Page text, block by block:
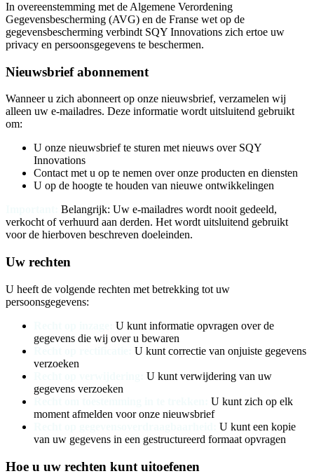
In overeenstemming met de Algemene Verordening
Gegevensbescherming (AVG) en de Franse wet op de
gegevensbescherming verbindt SQY Innovations zich ertoe uw
privacy en persoonsgegevens te beschermen.
Nieuwsbrief abonnement
Wanneer u zich abonneert op onze nieuwsbrief, verzamelen wij
alleen uw e-mailadres. Deze informatie wordt uitsluitend gebruikt
om:
U onze nieuwsbrief te sturen met nieuws over SQY
Innovations
Contact met u op te nemen over onze producten en diensten
U op de hoogte te houden van nieuwe ontwikkelingen
Belangrijk: Uw e-mailadres wordt nooit gedeeld,
verkocht of verhuurd aan derden. Het wordt uitsluitend gebruikt
voor de hierboven beschreven doeleinden.
Uw rechten
U heeft de volgende rechten met betrekking tot uw
persoonsgegevens:
U kunt informatie opvragen over de
gegevens die wij over u bewaren
U kunt correctie van onjuiste gegevens
verzoeken
U kunt verwijdering van uw
gegevens verzoeken
U kunt zich op elk
moment afmelden voor onze nieuwsbrief
U kunt een kopie
van uw gegevens in een gestructureerd formaat opvragen
Hoe u uw rechten kunt uitoefenen